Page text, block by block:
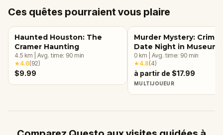
Ces quêtes pourraient vous plaire
Haunted Houston: The
Cramer Haunting
4.5 km Avg. time: 90 min
★4.6(92)
$9.99
Murder Mystery: Crime
Date Night in Museum
District, Houston
0 km Avg. time: 90 min
★4.8(4)
à partir de $17.99
MULTIJOUEUR